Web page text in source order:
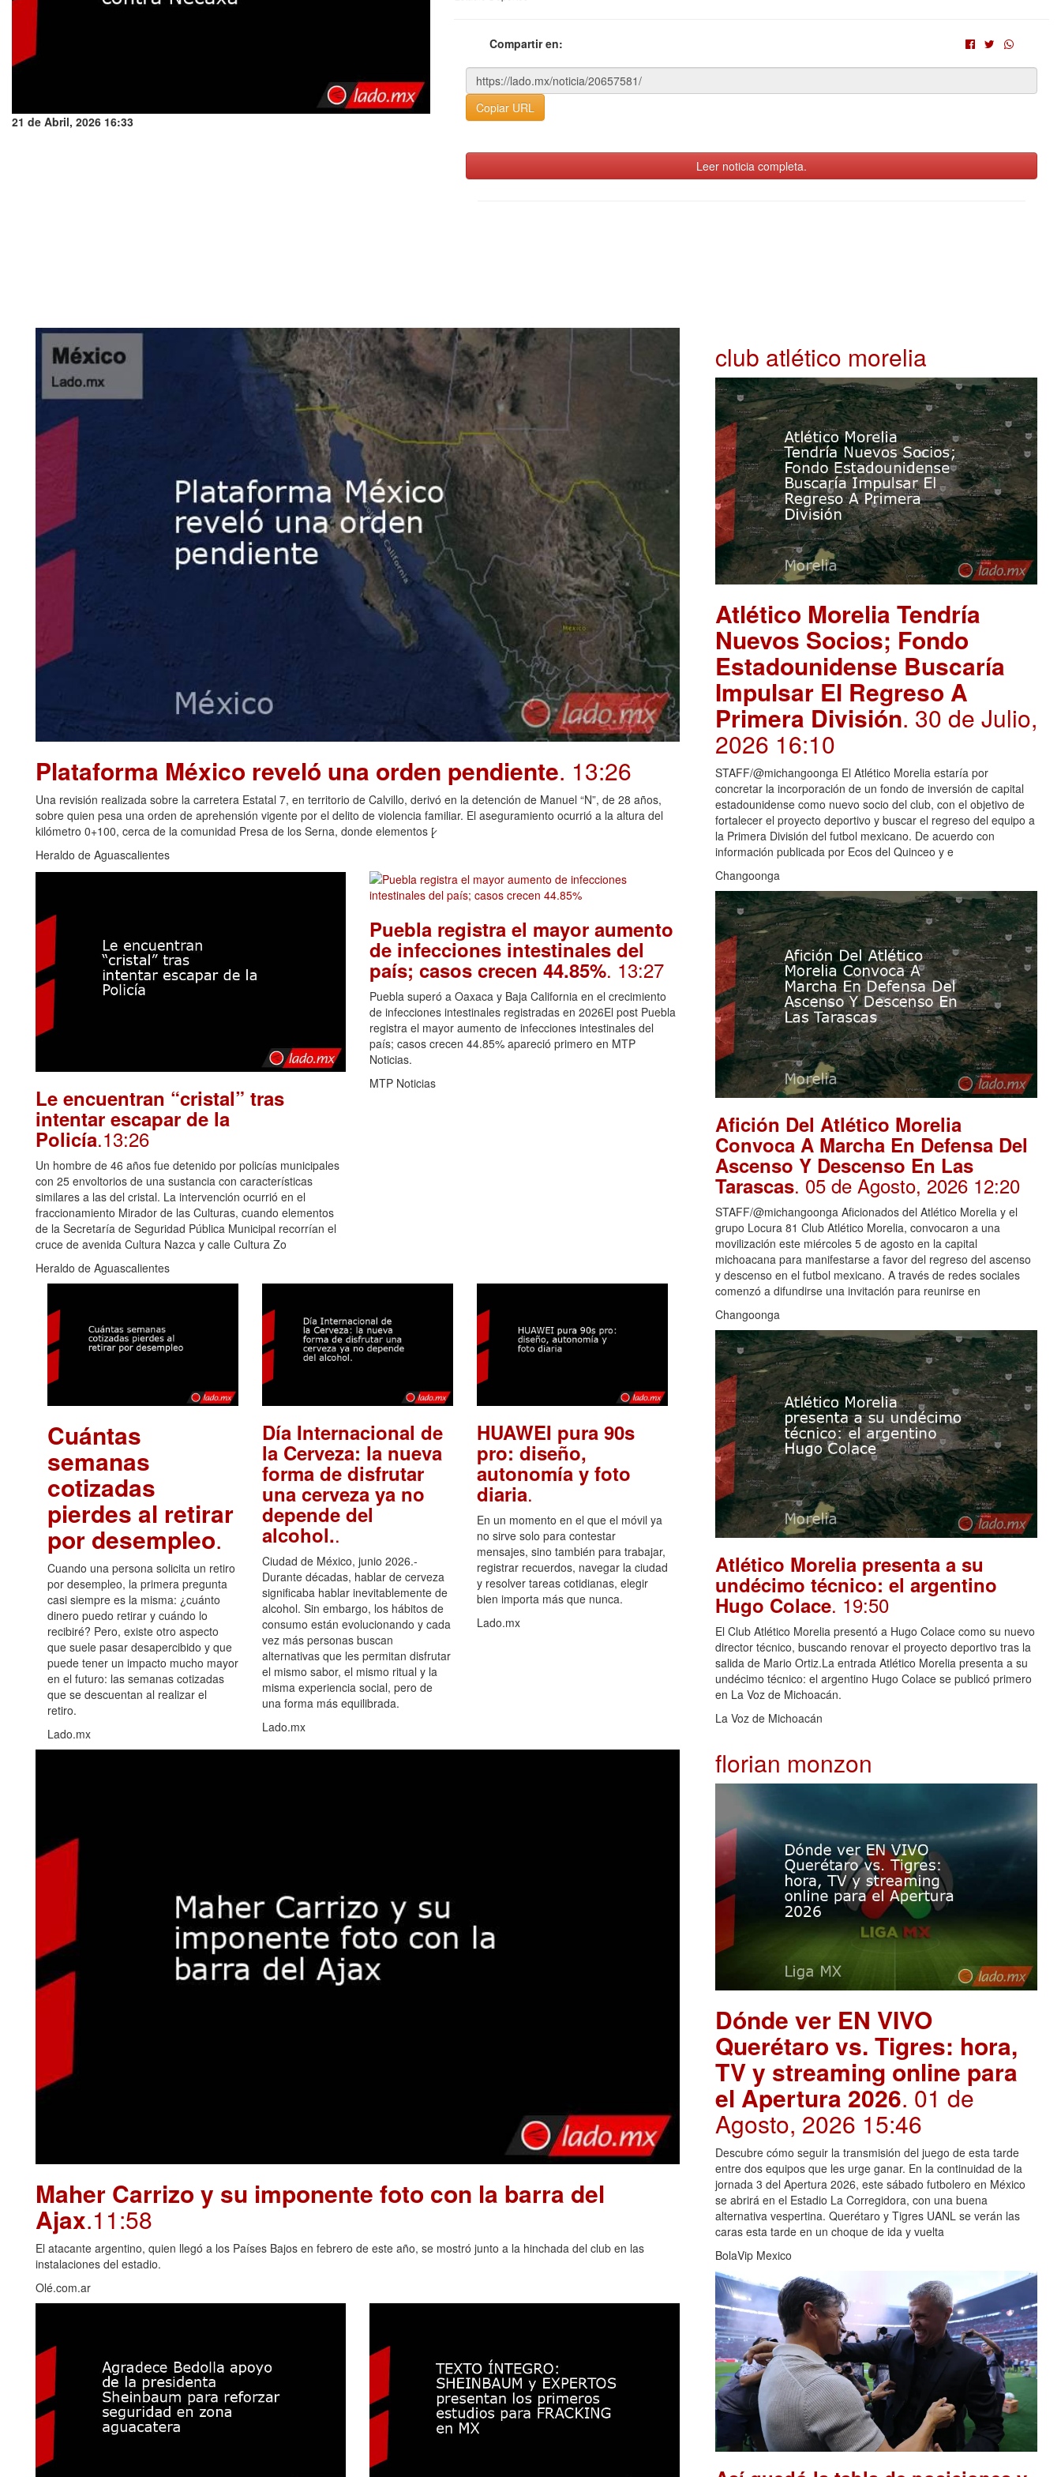
21 de Abril, 2026 16:33
Compartir en:
Copiar URL
Leer noticia completa.
Plataforma México reveló una orden pendiente. 13:26
Una revisión realizada sobre la carretera Estatal 7, en territorio de Calvillo, derivó en la detención de Manuel “N”, de 28 años,
sobre quien pesa una orden de aprehensión vigente por el delito de violencia familiar. El aseguramiento ocurrió a la altura del
kilómetro 0+100, cerca de la comunidad Presa de los Serna, donde elementos [̷
Heraldo de Aguascalientes
Le encuentran “cristal” tras
intentar escapar de la
Policía.13:26
Un hombre de 46 años fue detenido por policías municipales
con 25 envoltorios de una sustancia con características
similares a las del cristal. La intervención ocurrió en el
fraccionamiento Mirador de las Culturas, cuando elementos
de la Secretaría de Seguridad Pública Municipal recorrían el
cruce de avenida Cultura Nazca y calle Cultura Zo
Heraldo de Aguascalientes
Puebla registra el mayor aumento
de infecciones intestinales del
país; casos crecen 44.85%. 13:27
Puebla superó a Oaxaca y Baja California en el crecimiento
de infecciones intestinales registradas en 2026El post Puebla
registra el mayor aumento de infecciones intestinales del
país; casos crecen 44.85% apareció primero en MTP
Noticias.
MTP Noticias
Cuántas
semanas
cotizadas
pierdes al retirar
por desempleo.
Cuando una persona solicita un retiro
por desempleo, la primera pregunta
casi siempre es la misma: ¿cuánto
dinero puedo retirar y cuándo lo
recibiré? Pero, existe otro aspecto
que suele pasar desapercibido y que
puede tener un impacto mucho mayor
en el futuro: las semanas cotizadas
que se descuentan al realizar el
retiro.
Lado.mx
Día Internacional de
la Cerveza: la nueva
forma de disfrutar
una cerveza ya no
depende del
alcohol..
Ciudad de México, junio 2026.-
Durante décadas, hablar de cerveza
significaba hablar inevitablemente de
alcohol. Sin embargo, los hábitos de
consumo están evolucionando y cada
vez más personas buscan
alternativas que les permitan disfrutar
el mismo sabor, el mismo ritual y la
misma experiencia social, pero de
una forma más equilibrada.
Lado.mx
HUAWEI pura 90s
pro: diseño,
autonomía y foto
diaria.
En un momento en el que el móvil ya
no sirve solo para contestar
mensajes, sino también para trabajar,
registrar recuerdos, navegar la ciudad
y resolver tareas cotidianas, elegir
bien importa más que nunca.
Lado.mx
Maher Carrizo y su imponente foto con la barra del
Ajax.11:58
El atacante argentino, quien llegó a los Países Bajos en febrero de este año, se mostró junto a la hinchada del club en las
instalaciones del estadio.
Olé.com.ar
club atlético morelia
Atlético Morelia Tendría
Nuevos Socios; Fondo
Estadounidense Buscaría
Impulsar El Regreso A
Primera División. 30 de Julio,
2026 16:10
STAFF/@michangoonga El Atlético Morelia estaría por
concretar la incorporación de un fondo de inversión de capital
estadounidense como nuevo socio del club, con el objetivo de
fortalecer el proyecto deportivo y buscar el regreso del equipo a
la Primera División del futbol mexicano. De acuerdo con
información publicada por Ecos del Quinceo y e
Changoonga
Afición Del Atlético Morelia
Convoca A Marcha En Defensa Del
Ascenso Y Descenso En Las
Tarascas. 05 de Agosto, 2026 12:20
STAFF/@michangoonga Aficionados del Atlético Morelia y el
grupo Locura 81 Club Atlético Morelia, convocaron a una
movilización este miércoles 5 de agosto en la capital
michoacana para manifestarse a favor del regreso del ascenso
y descenso en el futbol mexicano. A través de redes sociales
comenzó a difundirse una invitación para reunirse en
Changoonga
Atlético Morelia presenta a su
undécimo técnico: el argentino
Hugo Colace. 19:50
El Club Atlético Morelia presentó a Hugo Colace como su nuevo
director técnico, buscando renovar el proyecto deportivo tras la
salida de Mario Ortiz.La entrada Atlético Morelia presenta a su
undécimo técnico: el argentino Hugo Colace se publicó primero
en La Voz de Michoacán.
La Voz de Michoacán
florian monzon
Dónde ver EN VIVO
Querétaro vs. Tigres: hora,
TV y streaming online para
el Apertura 2026. 01 de
Agosto, 2026 15:46
Descubre cómo seguir la transmisión del juego de esta tarde
entre dos equipos que les urge ganar. En la continuidad de la
jornada 3 del Apertura 2026, este sábado futbolero en México
se abrirá en el Estadio La Corregidora, con una buena
alternativa vespertina. Querétaro y Tigres UANL se verán las
caras esta tarde en un choque de ida y vuelta
BolaVip Mexico